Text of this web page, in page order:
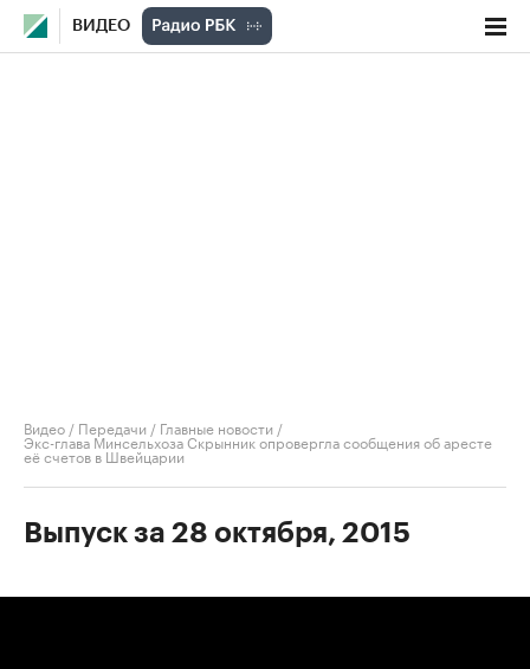
ВИДЕО
Видео / Передачи / Главные новости /
Экс-глава Минсельхоза Скрынник опровергла сообщения об аресте
её счетов в Швейцарии
Выпуск за 28 октября, 2015